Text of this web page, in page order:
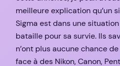
meilleure explication qu’un
Sigma est dans une
bataille pour sa survie. Ils
n’ont plus aucune chance
face à des Nikon, Canon,